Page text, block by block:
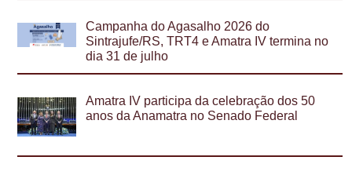
Campanha do Agasalho 2026 do
Sintrajufe/RS, TRT4 e Amatra IV termina no
dia 31 de julho
Amatra IV participa da celebração dos 50
anos da Anamatra no Senado Federal